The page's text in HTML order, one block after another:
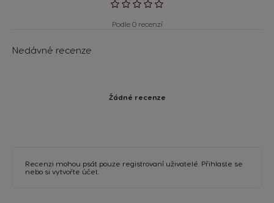
Podle 0 recenzí
Nedávné recenze
Žádné recenze
Recenzi mohou psát pouze registrovaní uživatelé. Přihlaste se
nebo si vytvořte účet